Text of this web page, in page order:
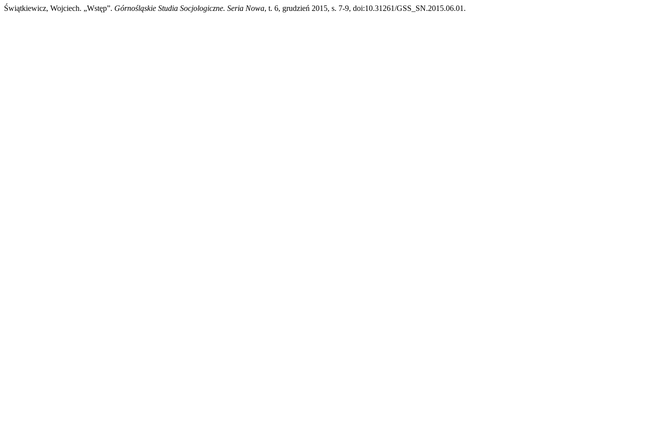
Świątkiewicz, Wojciech. „Wstęp”. Górnośląskie Studia Socjologiczne. Seria Nowa, t. 6, grudzień 2015, s. 7-9, doi:10.31261/GSS_SN.2015.06.01.